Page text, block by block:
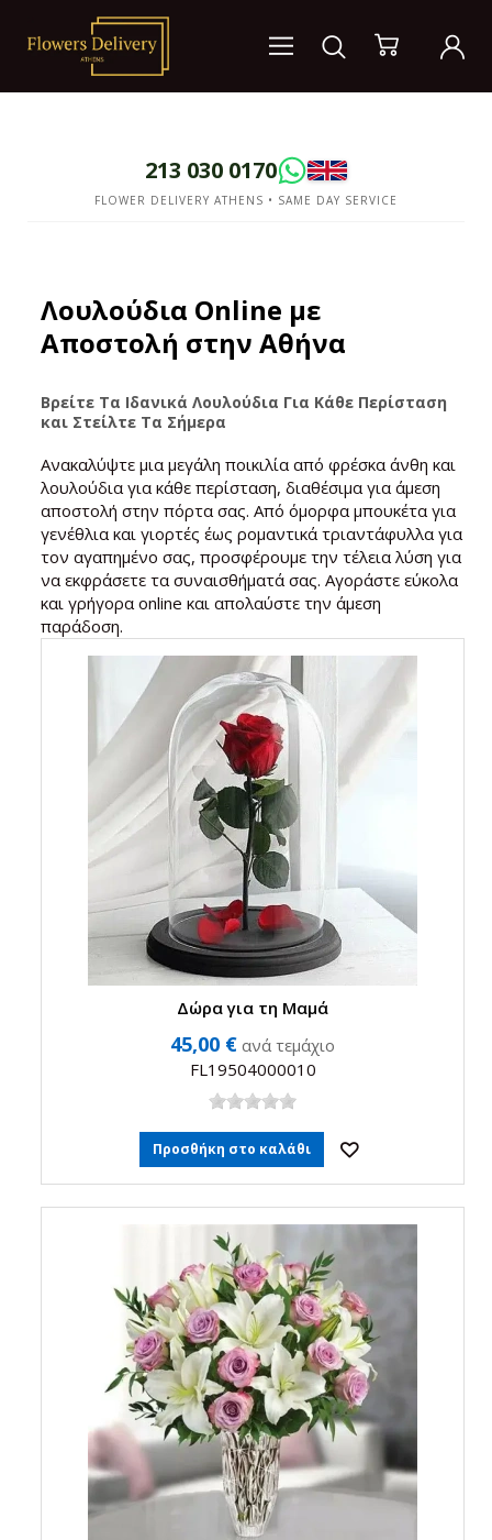
213 030 0170
FLOWER DELIVERY ATHENS • SAME DAY SERVICE
Λουλούδια Online με
Αποστολή στην Αθήνα
Βρείτε Τα Ιδανικά Λουλούδια Για Κάθε Περίσταση
και Στείλτε Τα Σήμερα
Ανακαλύψτε μια μεγάλη ποικιλία από φρέσκα άνθη και
λουλούδια για κάθε περίσταση, διαθέσιμα για άμεση
αποστολή στην πόρτα σας. Από όμορφα μπουκέτα για
γενέθλια και γιορτές έως ρομαντικά τριαντάφυλλα για
τον αγαπημένο σας, προσφέρουμε την τέλεια λύση για
να εκφράσετε τα συναισθήματά σας. Αγοράστε εύκολα
και γρήγορα online και απολαύστε την άμεση
παράδοση.
Δώρα για τη Μαμά
45,00 € ανά τεμάχιο
FL19504000010
Προσθήκη στο καλάθι